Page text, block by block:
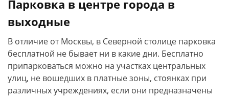
Парковка в центре города в
выходные
В отличие от Москвы, в Северной столице парковка
бесплатной не бывает ни в какие дни. Бесплатно
припарковаться можно на участках центральных
улиц, не вошедших в платные зоны, стоянках при
различных учреждениях, если они предназначены